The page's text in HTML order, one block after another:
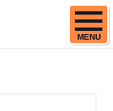
MENU